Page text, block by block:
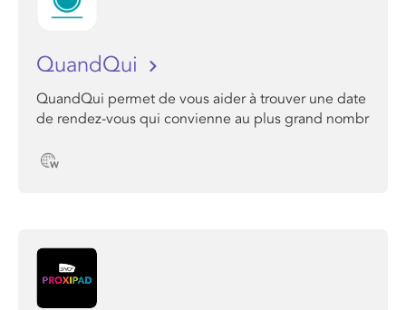
QuandQui
QuandQui permet de vous aider à trouver une date
de rendez-vous qui convienne au plus grand nombr